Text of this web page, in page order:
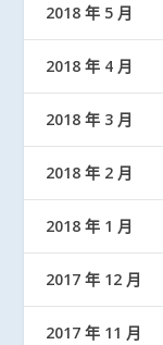
2018 年 5 月
2018 年 4 月
2018 年 3 月
2018 年 2 月
2018 年 1 月
2017 年 12 月
2017 年 11 月